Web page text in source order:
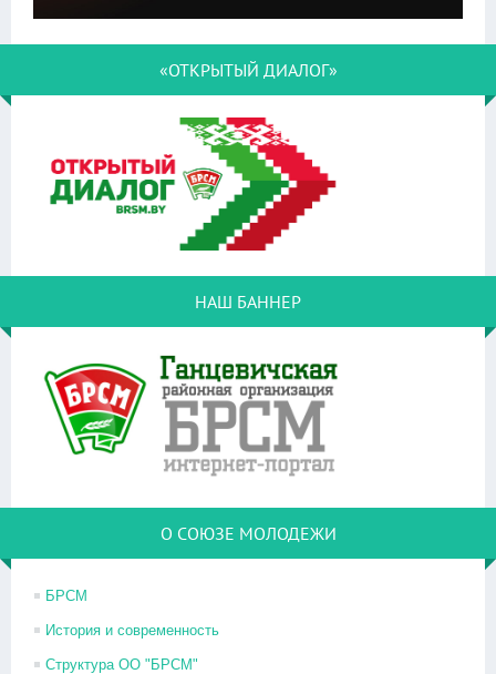
«ОТКРЫТЫЙ ДИАЛОГ»
НАШ БАННЕР
О СОЮЗЕ МОЛОДЕЖИ
БРСМ
История и современность
Структура ОО "БРСМ"